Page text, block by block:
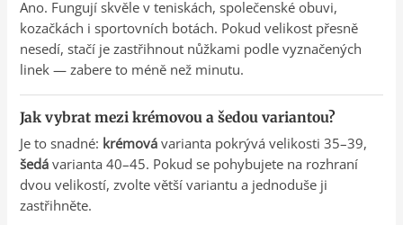
Ano. Fungují skvěle v teniskách, společenské obuvi,
kozačkách i sportovních botách. Pokud velikost přesně
nesedí, stačí je zastřihnout nůžkami podle vyznačených
linek — zabere to méně než minutu.
Jak vybrat mezi krémovou a šedou variantou?
Je to snadné: krémová varianta pokrývá velikosti 35–39,
šedá varianta 40–45. Pokud se pohybujete na rozhraní
dvou velikostí, zvolte větší variantu a jednoduše ji
zastřihněte.